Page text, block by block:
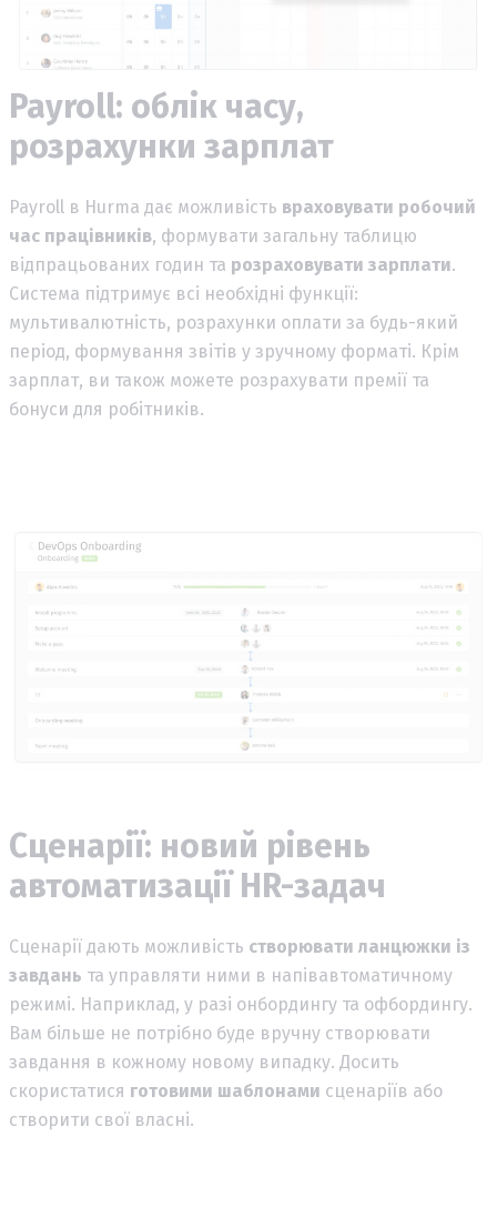
Payroll: облік часу,
розрахунки зарплат
Payroll в Hurma дає можливість враховувати робочий
час працівників, формувати загальну таблицю
відпрацьованих годин та розраховувати зарплати.
Система підтримує всі необхідні функції:
мультивалютність, розрахунки оплати за будь-який
період, формування звітів у зручному форматі. Крім
зарплат, ви також можете розрахувати премії та
бонуси для робітників.
Сценарії: новий рівень
автоматизації HR-задач
Сценарії дають можливість створювати ланцюжки із
завдань та управляти ними в напівавтоматичному
режимі. Наприклад, у разі онбордингу та офбордингу.
Вам більше не потрібно буде вручну створювати
завдання в кожному новому випадку. Досить
скористатися готовими шаблонами сценаріїв або
створити свої власні.